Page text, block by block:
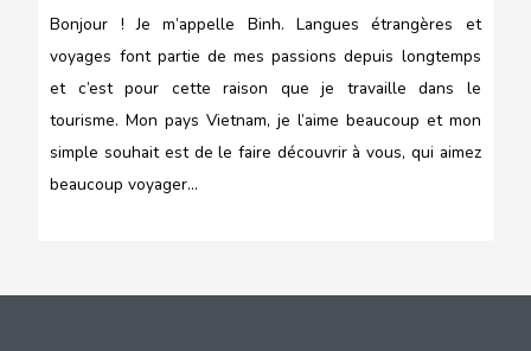
Bonjour ! Je m’appelle Binh. Langues étrangères et
voyages font partie de mes passions depuis longtemps
et c’est pour cette raison que je travaille dans le
tourisme. Mon pays Vietnam, je l’aime beaucoup et mon
simple souhait est de le faire découvrir à vous, qui aimez
beaucoup voyager…